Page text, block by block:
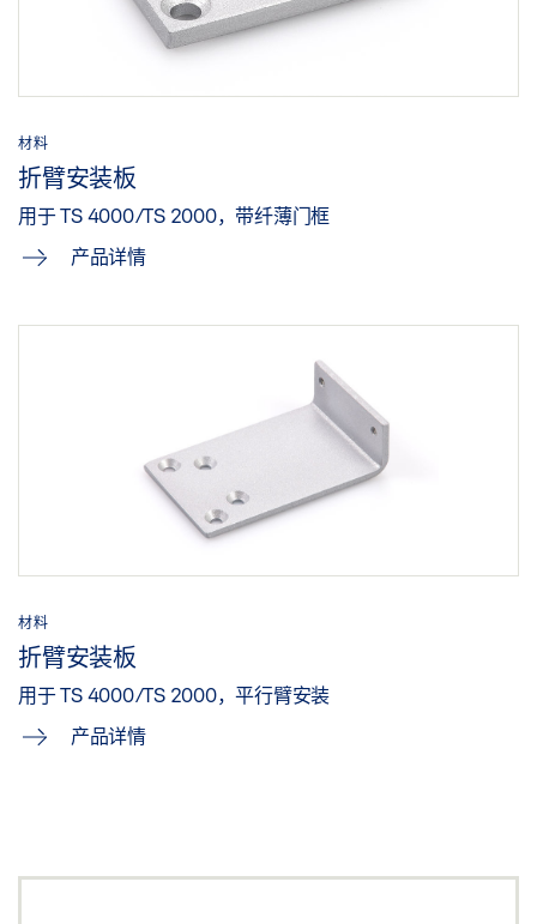
材料
折臂安装板
用于 TS 4000/TS 2000，带纤薄门框
产品详情
材料
折臂安装板
用于 TS 4000/TS 2000，平行臂安装
产品详情